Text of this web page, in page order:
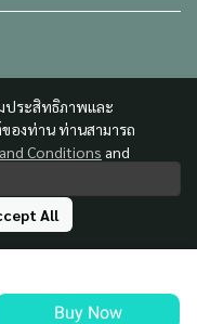
Buy Now
ประสิทธิภาพและ
องท่าน ท่านสามารถ
Conditions and
All